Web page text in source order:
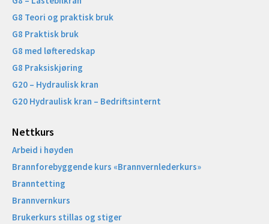
G8 Teori og praktisk bruk
G8 Praktisk bruk
G8 med løfteredskap
G8 Praksiskjøring
G20 – Hydraulisk kran
G20 Hydraulisk kran – Bedriftsinternt
Nettkurs
Arbeid i høyden
Brannforebyggende kurs «Brannvernlederkurs»
Branntetting
Brannvernkurs
Brukerkurs stillas og stiger